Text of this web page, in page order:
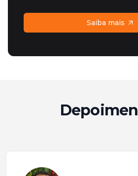
Saiba mais